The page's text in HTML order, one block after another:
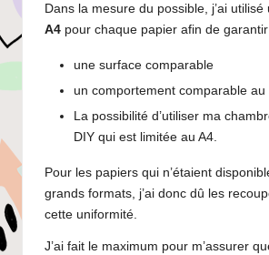
Dans la mesure du possible, j’ai utilisé
A4 pour chaque papier afin de
une surface comparable
un comportement comparable au
La possibilité d’utiliser ma
DIY qui est limitée au A4.
Pour les papiers qui n’étaient
grands formats, j’ai donc dû les
cette uniformité.
J’ai fait le maximum pour m’assurer